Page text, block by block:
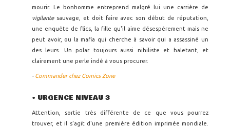
mourir. Le bonhomme entreprend malgré lui une carrière de
vigilante sauvage, et doit faire avec son début de réputation,
une enquête de flics, la fille qu'il aime désespérement mais ne
peut avoir, ou la mafia qui cherche à savoir qui a assassiné un
des leurs. Un polar toujours aussi nihiliste et haletant, et
clairement une perle indé à vous procurer.
- Commander chez Comics Zone
• URGENCE NIVEAU 3
Attention, sortie très différente de ce que vous pourrez
trouver, et il s'agit d'une première édition imprimée mondiale.